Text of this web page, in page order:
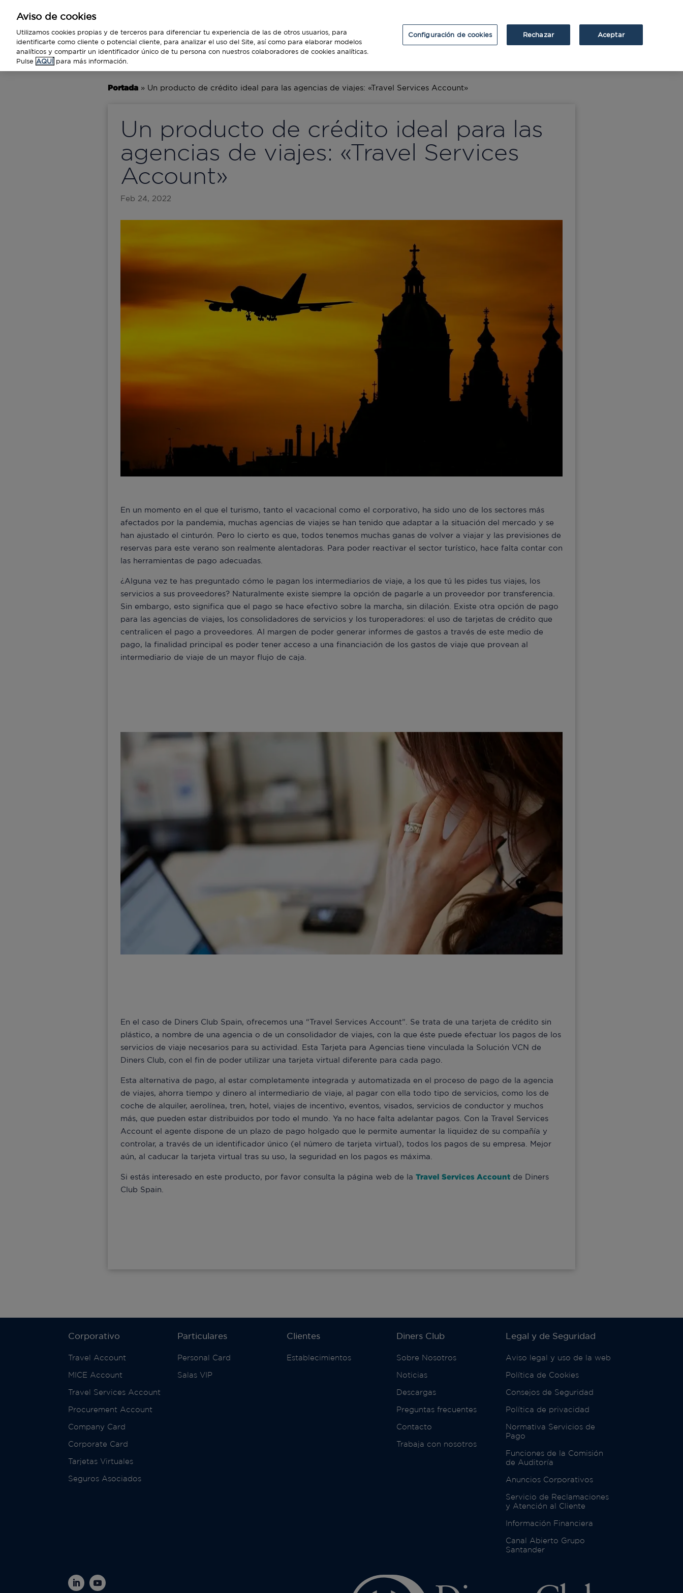
BUSINESS TECNOLOGÍA VIAJES
Portada » Un producto de crédito ideal para las agencias de viajes: «Travel Services Account»
Un producto de crédito ideal para las
agencias de viajes: «Travel Services
Account»
Feb 24, 2022
En un momento en el que el turismo, tanto el vacacional como el corporativo, ha sido uno de los sectores más
afectados por la pandemia, muchas agencias de viajes se han tenido que adaptar a la situación del mercado y se
han ajustado el cinturón. Pero lo cierto es que, todos tenemos muchas ganas de volver a viajar y las previsiones de
reservas para este verano son realmente alentadoras. Para poder reactivar el sector turístico, hace falta contar con
las herramientas de pago adecuadas.
¿Alguna vez te has preguntado cómo le pagan los intermediarios de viaje, a los que tú les pides tus viajes, los
servicios a sus proveedores? Naturalmente existe siempre la opción de pagarle a un proveedor por transferencia.
Sin embargo, esto significa que el pago se hace efectivo sobre la marcha, sin dilación. Existe otra opción de pago
para las agencias de viajes, los consolidadores de servicios y los turoperadores: el uso de tarjetas de crédito que
centralicen el pago a proveedores. Al margen de poder generar informes de gastos a través de este medio de
pago, la finalidad principal es poder tener acceso a una financiación de los gastos de viaje que provean al
intermediario de viaje de un mayor flujo de caja.
En el caso de Diners Club Spain, ofrecemos una “Travel Services Account”. Se trata de una tarjeta de crédito sin
plástico, a nombre de una agencia o de un consolidador de viajes, con la que éste puede efectuar los pagos de los
servicios de viaje necesarios para su actividad. Esta Tarjeta para Agencias tiene vinculada la Solución VCN de
Diners Club, con el fin de poder utilizar una tarjeta virtual diferente para cada pago.
Esta alternativa de pago, al estar completamente integrada y automatizada en el proceso de pago de la agencia
de viajes, ahorra tiempo y dinero al intermediario de viaje, al pagar con ella todo tipo de servicios, como los de
coche de alquiler, aerolínea, tren, hotel, viajes de incentivo, eventos, visados, servicios de conductor y muchos
más, que pueden estar distribuidos por todo el mundo. Ya no hace falta adelantar pagos. Con la Travel Services
Account el agente dispone de un plazo de pago holgado que le permite aumentar la liquidez de su compañía y
controlar, a través de un identificador único (el número de tarjeta virtual), todos los pagos de su empresa. Mejor
aún, al caducar la tarjeta virtual tras su uso, la seguridad en los pagos es máxima.
Si estás interesado en este producto, por favor consulta la página web de la Travel Services Account de Diners
Club Spain.
Corporativo
Travel Account
MICE Account
Travel Services Account
Procurement Account
Company Card
Corporate Card
Tarjetas Virtuales
Seguros Asociados
Particulares
Personal Card
Salas VIP
Clientes
Establecimientos
Diners Club
Sobre Nosotros
Noticias
Descargas
Preguntas frecuentes
Contacto
Trabaja con nosotros
Legal y de Seguridad
Aviso legal y uso de la web
Política de Cookies
Consejos de Seguridad
Política de privacidad
Normativa Servicios de
Pago
Funciones de la Comisión
de Auditoría
Anuncios Corporativos
Servicio de Reclamaciones
y Atención al Cliente
Información Financiera
Canal Abierto Grupo
Santander
Aviso de cookies
Utilizamos cookies propias y de terceros para diferenciar tu experiencia de las de otros usuarios, para
identificarte como cliente o potencial cliente, para analizar el uso del Site, así como para elaborar modelos
analíticos y compartir un identificador único de tu persona con nuestros colaboradores de cookies analíticas.
Pulse AQUÍ para más información.
Configuración de cookies Rechazar Aceptar